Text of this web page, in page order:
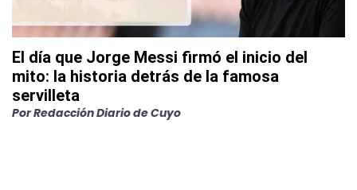
El día que Jorge Messi firmó el inicio del
mito: la historia detrás de la famosa
servilleta
PorRedacción Diario de Cuyo